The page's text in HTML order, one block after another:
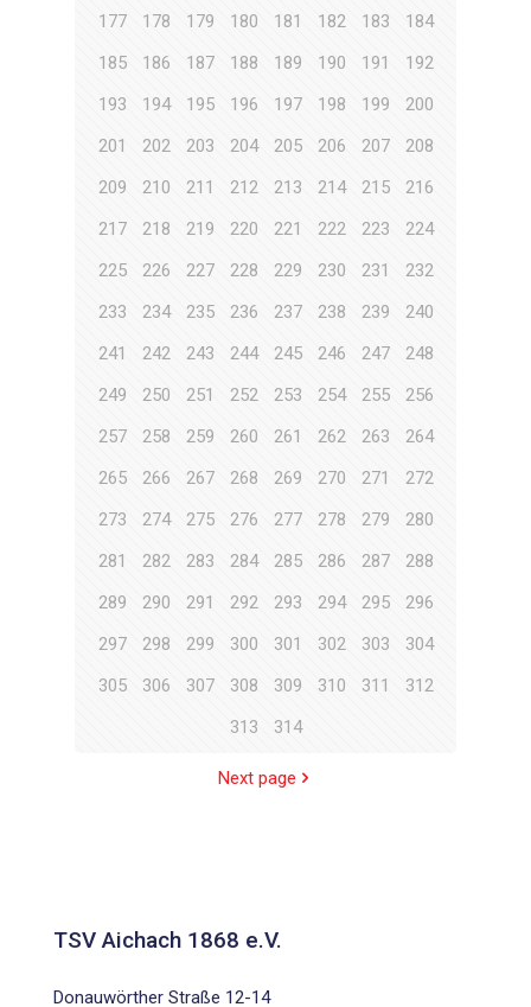
177
178 179 180 181 182 183
184
185
186 187 188 189 190 191
192
193
194 195 196 197 198 199
200
201
202 203 204 205 206 207
208
209
210 211 212 213 214 215
216
217
218 219 220 221 222 223
224
225
226 227 228 229 230 231
232
233
234 235 236 237 238 239
240
241
242 243 244 245 246 247
248
249
250 251 252 253 254 255
256
257
258 259 260 261 262 263
264
265
266 267 268 269 270 271
272
273
274 275 276 277 278 279
280
281
282 283 284 285 286 287
288
289
290 291 292 293 294 295
296
297
298 299 300 301 302 303
304
305
306 307 308 309 310 311
312
313
314
Next page
TSV Aichach 1868 e.V.
Donauwörther Straße 12-14